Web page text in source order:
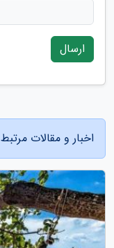
ارسال
اخبار و مقالات مرتبط